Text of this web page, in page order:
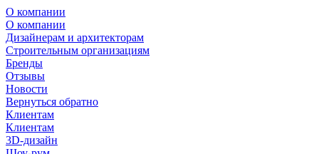
О компании
О компании
Дизайнерам и архитекторам
Строительным организациям
Бренды
Отзывы
Новости
Вернуться обратно
Клиентам
Клиентам
3D-дизайн